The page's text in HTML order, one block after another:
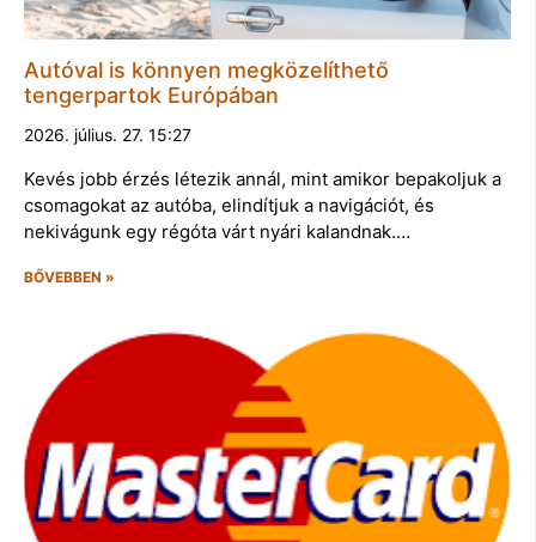
Autóval is könnyen megközelíthető
tengerpartok Európában
2026. július. 27. 15:27
Kevés jobb érzés létezik annál, mint amikor bepakoljuk a
csomagokat az autóba, elindítjuk a navigációt, és
nekivágunk egy régóta várt nyári kalandnak.…
BŐVEBBEN »